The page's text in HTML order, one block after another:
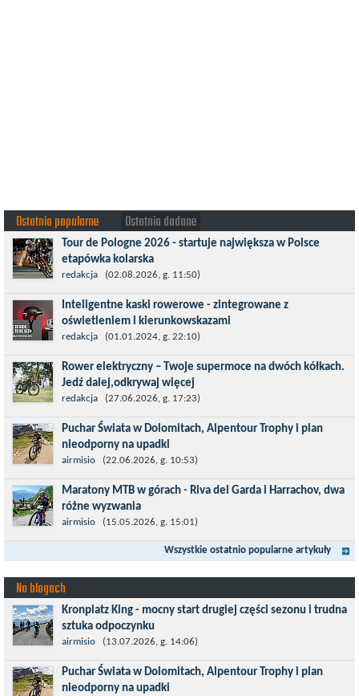
Ostatnio popularne Ostatnio dodane
Tour de Pologne 2026 - startuje największa w Polsce
etapówka kolarska
Tour de Pologne 2026 to jedno z najbardziej prestiżowych
wydarzeń sportowych w Polsce. wyścig zaliczany po raz 22. do
prestiżowego cyklu UCI World...
redakcja (02.08.2026, g. 11:50)
Inteligentne kaski rowerowe - zintegrowane z
oświetleniem i kierunkowskazami
Temat bezpieczeństwa jazdy wchodzi na nowy poziom. Do tej
pory kask było odpowiedzialny przede wszystkim za
bezpieczeństwo rowerzysty, ochronę...
redakcja (01.01.2024, g. 22:10)
Rower elektryczny – Twoje supermoce na dwóch kółkach.
Jedź dalej,odkrywaj więcej
Marzenia o dalekich podróżach bez ogromnego zmęczenia stają
się rzeczywistością dzięki nowoczesnym technologiom ukrytym
w jednośladach....
redakcja (27.06.2026, g. 17:23)
Puchar Świata w Dolomitach, Alpentour Trophy i plan
nieodporny na upadki
Czerwiec w moim planie oznaczał wejście w najbardziej
wymagający etap i cel pierwszej części sezonu: Puchar Świata w
maratonie MTB w Dolomitach...
airmisio (22.06.2026, g. 10:53)
Maratony MTB w górach - Riva del Garda i Harrachov, dwa
różne wyzwania
Maj to idealny czas, by z płaskich i szybkich wyścigów przejść do
znacznie bardziej ambitnych wyzwań, jakimi są górskie wyścigi
airmisio (15.05.2026, g. 15:01)
Wszystkie ostatnio popularne artykuły
Na blogach
Kronplatz King - mocny start drugiej części sezonu i trudna
sztuka odpoczynku
Kronplatz King, epicki MTB Maraton z metą na 2275 m we
włoskich Alpach – łącznie 3000 metrów przewyższenia na
dystansie 60 km, ze...
airmisio (13.07.2026, g. 14:06)
Puchar Świata w Dolomitach, Alpentour Trophy i plan
nieodporny na upadki